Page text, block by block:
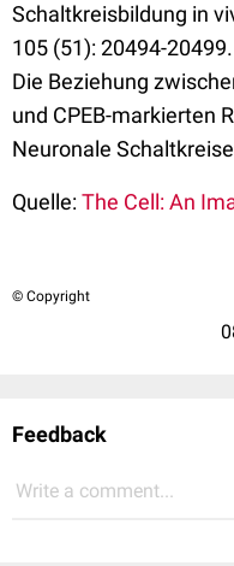
Schaltkreisbildung in
105 (51): 20494-
Die Beziehung
und CPEB-markierten
Neuronale
Quelle:The Cell: An
© Copyright
Feedback
Write a comment...